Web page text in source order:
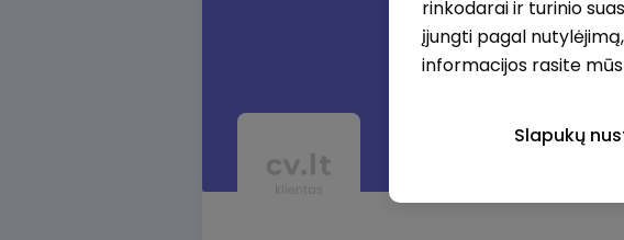
rinkodarai ir turinio
įjungti pagal
informacijos rasite
Slapukų